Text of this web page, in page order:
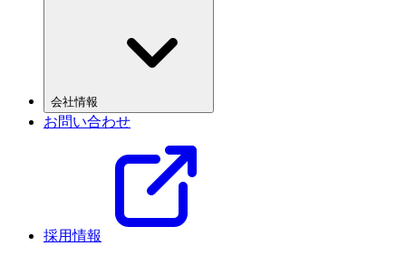
会社情報
お問い合わせ
採用情報